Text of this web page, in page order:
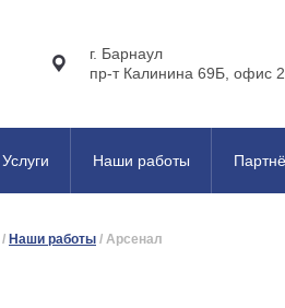
г. Барнаул
пр-т Калинина 69Б, офис 2
Услуги Наши работы
/ Наши работы / Арсенал